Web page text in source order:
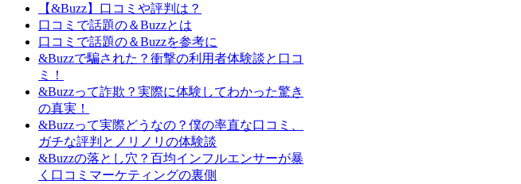
【&Buzz】口コミや評判は？
口コミで話題の＆Buzzとは
口コミで話題の＆Buzzを参考に
&Buzzで騙された？衝撃の利用者体験談と口コ
ミ！
&Buzzって詐欺？実際に体験してわかった驚き
の真実！
&Buzzって実際どうなの？僕の率直な口コミ、
ガチな評判とノリノリの体験談
&Buzzの落とし穴？百均インフルエンサーが暴
く口コミマーケティングの裏側